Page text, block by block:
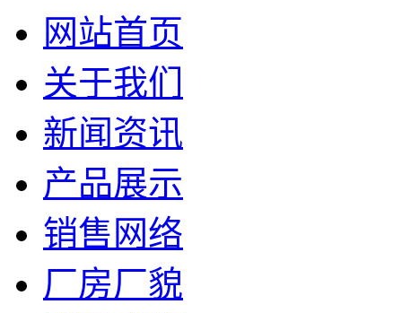
网站首页
关于我们
新闻资讯
产品展示
销售网络
厂房厂貌